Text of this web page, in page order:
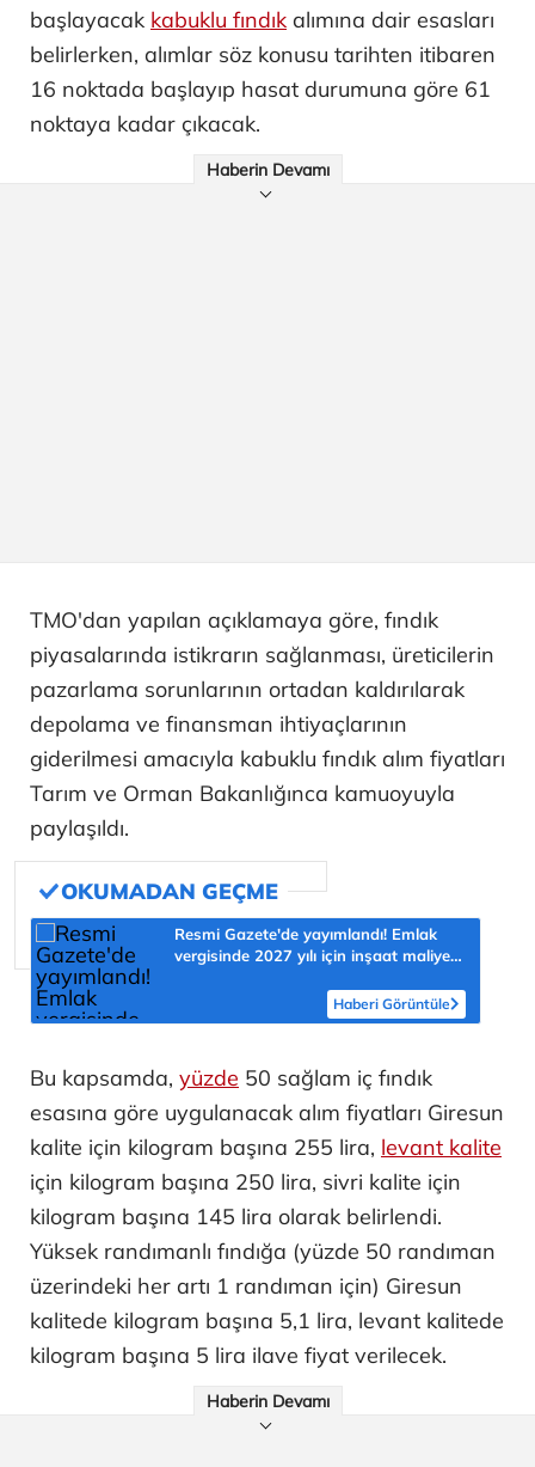
başlayacak kabuklu fındık alımına dair esasları
belirlerken, alımlar söz konusu tarihten itibaren
16 noktada başlayıp hasat durumuna göre 61
noktaya kadar çıkacak.
Haberin Devamı
TMO'dan yapılan açıklamaya göre, fındık
piyasalarında istikrarın sağlanması, üreticilerin
pazarlama sorunlarının ortadan kaldırılarak
depolama ve finansman ihtiyaçlarının
giderilmesi amacıyla kabuklu fındık alım fiyatları
Tarım ve Orman Bakanlığınca kamuoyuyla
paylaşıldı.
Resmi Gazete'de yayımlandı! Emlak
vergisinde 2027 yılı için inşaat maliyet
Haberi Görüntüle
Bu kapsamda, yüzde 50 sağlam iç fındık
esasına göre uygulanacak alım fiyatları Giresun
kalite için kilogram başına 255 lira, levant kalite
için kilogram başına 250 lira, sivri kalite için
kilogram başına 145 lira olarak belirlendi.
Yüksek randımanlı fındığa (yüzde 50 randıman
üzerindeki her artı 1 randıman için) Giresun
kalitede kilogram başına 5,1 lira, levant kalitede
kilogram başına 5 lira ilave fiyat verilecek.
Haberin Devamı